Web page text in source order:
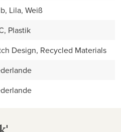
Lila, Weiß
Plastik
Design, Recycled Materials